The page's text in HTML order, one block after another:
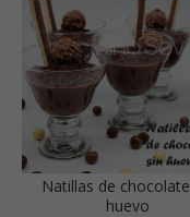
Natillas de
huevo